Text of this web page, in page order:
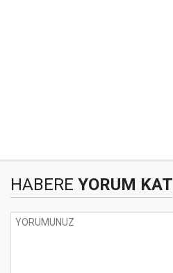
HABERE YORUM KAT